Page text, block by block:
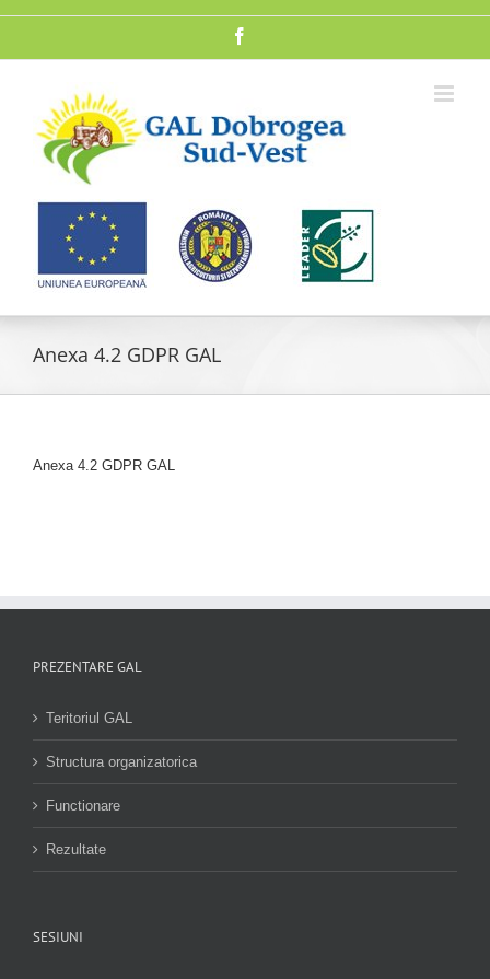
Anexa 4.2 GDPR GAL
Anexa 4.2 GDPR GAL
PREZENTARE GAL
Teritoriul GAL
Structura organizatorica
Functionare
Rezultate
SESIUNI